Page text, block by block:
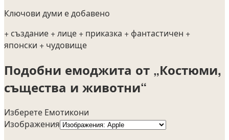
Ключови думи е добавено
+ създание + лице + приказка + фантастичен +
японски + чудовище
Подобни емоджита от „Костюми,
същества и животни“
Изберете Емотикони
Изображения